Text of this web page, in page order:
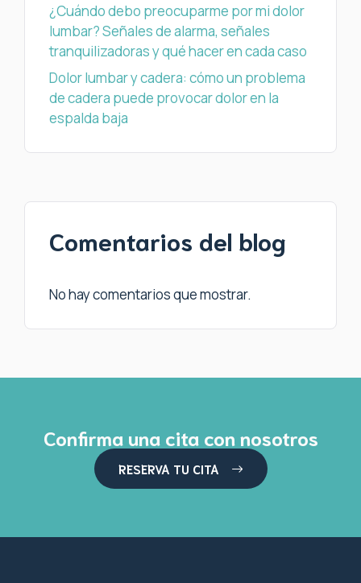
¿Cuándo debo preocuparme por mi dolor
lumbar? Señales de alarma, señales
tranquilizadoras y qué hacer en cada caso
Dolor lumbar y cadera: cómo un problema
de cadera puede provocar dolor en la
espalda baja
Comentarios del blog
No hay comentarios que mostrar.
Confirma una cita con nosotros
RESERVA TU CITA